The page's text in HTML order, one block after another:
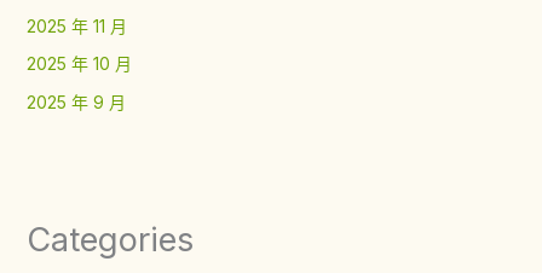
2025 年 11 月
2025 年 10 月
2025 年 9 月
Categories